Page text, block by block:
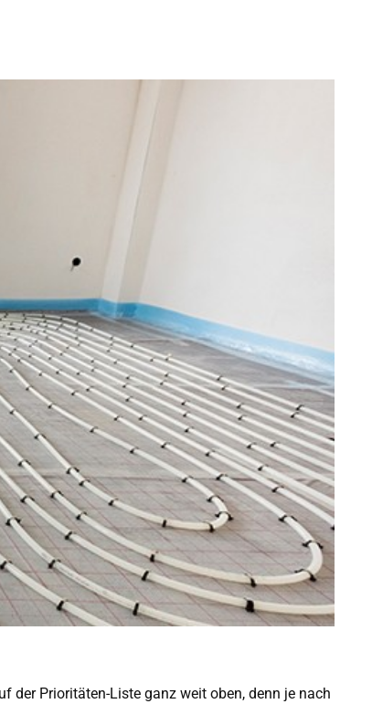
der Prioritäten-Liste ganz weit oben, denn je nach